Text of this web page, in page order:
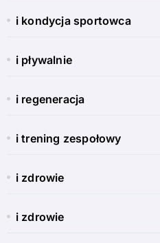
i kondycja sportowca
i pływalnie
i regeneracja
i trening zespołowy
i zdrowie
i zdrowie